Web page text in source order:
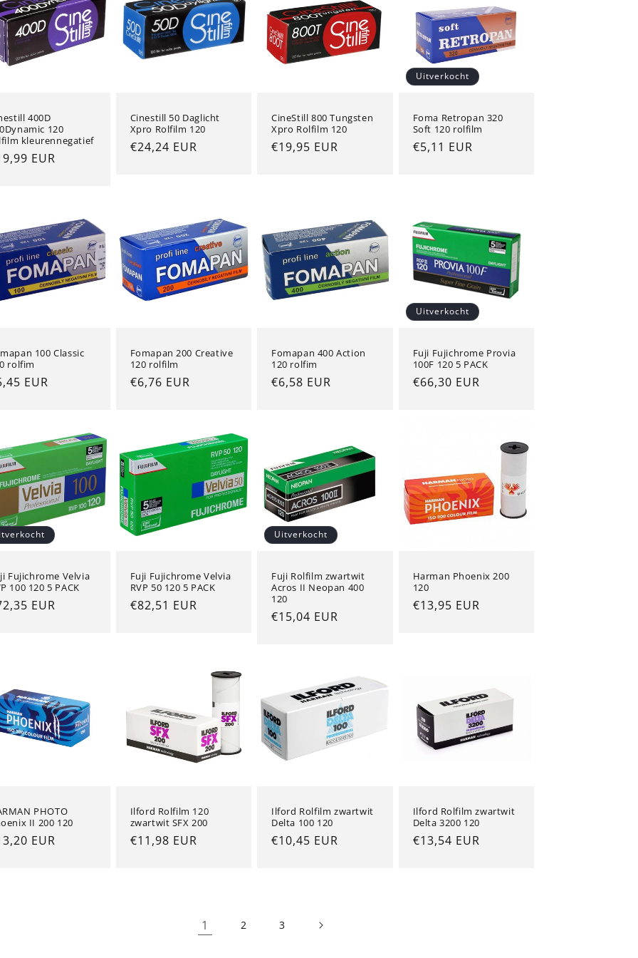
400D
120
kleurennegatief
EUR
Cinestill 50 Daglicht
Xpro Rolfilm 120
Normale
€24,24 EUR
CineStill 800 Tungsten
Xpro Rolfilm 120
Normale
€19,95 EUR
Uitverkocht
Foma Retropan 320
Soft 120 rolfilm
Normale
€5,11 EUR
100 Classic
rolfim
EUR
Fomapan 200 Creative
120 rolfilm
Normale
€6,76 EUR
Fomapan 400 Action
120 rolfim
Normale
€6,58 EUR
Uitverkocht
Fuji Fujichrome Provia
100F 120 5 PACK
Normale
€66,30 EUR
Fujichrome Velvia
100 120 5 PACK
EUR
Fuji Fujichrome Velvia
RVP 50 120 5 PACK
Normale
€82,51 EUR
Uitverkocht
Fuji Rolfilm zwartwit
Acros II Neopan 400
120
Normale
€15,04 EUR
Harman Phoenix 200
120
Normale
€13,95 EUR
PHOTO
II 200 120
EUR
Ilford Rolfilm 120
zwartwit SFX 200
Normale
€11,98 EUR
Ilford Rolfilm zwartwit
Delta 100 120
Normale
€10,45 EUR
Ilford Rolfilm zwartwit
Delta 3200 120
Normale
€13,54 EUR
1 2 3